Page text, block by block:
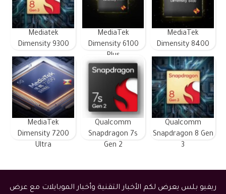
MediaTek
Dimensity 8400
MediaTek
Dimensity 6100
Plus
Mediatek
Dimensity 9300
Qualcomm
Snapdragon 8 Gen
3
Qualcomm
Snapdragon 7s
Gen 2
MediaTek
Dimensity 7200
Ultra
ريفيو بلس يعرض لكم الأخبار التقنية وأخبار الموبايلات مع عرض